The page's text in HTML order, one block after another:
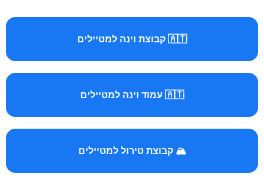
🇦🇹 קבוצת וינה למטיילים
🇦🇹 עמוד וינה למטיילים
🏔️ קבוצת טירול למטיילים